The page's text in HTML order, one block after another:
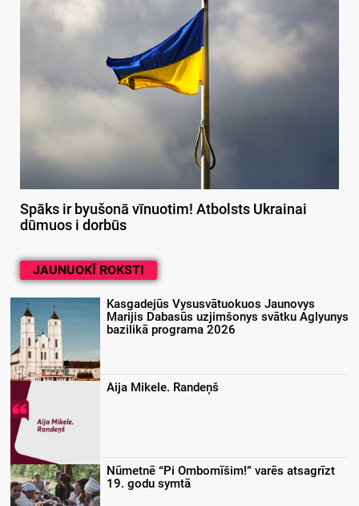
Spāks ir byušonā vīnuotim! Atbolsts Ukrainai
dūmuos i dorbūs
JAUNUOKĪ ROKSTI
Kasgadejūs Vysusvātuokuos Jaunovys
Marijis Dabasūs uzjimšonys svātku Aglyunys
bazilikā programa 2026
Aija Mikele. Randeņš
Nūmetnē “Pi Ombomīšim!” varēs atsagrīzt
19. godu symtā